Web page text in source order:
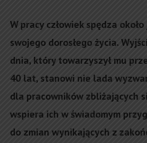
W pracy człowiek spędza
swojego dorosłego życia.
dnia, który towarzyszył mu
40 lat, stanowi nie lada
dla pracowników zbliżających
wspiera ich w świadomym
do zmian wynikających z